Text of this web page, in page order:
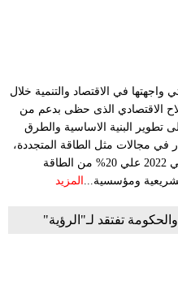
في الاقتصاد والتنمية خلال
الاقتصادي الذى حظى بدعم من
تطوير البنية الاساسية والطرق
في مجالات مثل الطاقة المتجددة،
في ظل استهداف الحكومة الاعتماد في 2022 علي 20% من الطاقة
ومؤسسية... المزيد
تفتقد لـ"الرؤية"